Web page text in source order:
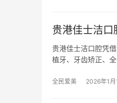
贵港佳士洁
贵港佳士洁口腔凭
植牙、牙齿矫正、
全民爱美 2026年1月